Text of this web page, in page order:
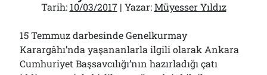
Asırlık Devlete Bir Haftada Yeni Gömlek Biçilecek Öyle mi?!..
Gazi’den Milletvekillerine Kurşun Gibi Sözler!..
07/08/2026
Türkiye 2.0’a Gidiş!..
Tarih: 10/03/2017| Yazar:Müyesser Yıldız
15 Temmuz darbesinde Genelkurmay
Karargâhı’nda yaşananlarla ilgili olarak Ankara
Cumhuriyet Başsavcılığı’nın hazırladığı çatı